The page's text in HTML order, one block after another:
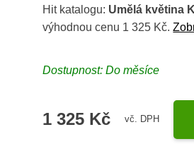
Hit katalogu: Umělá květina
výhodnou cenu 1 325 Kč.
Dostupnost: Do měsíce
1 325 Kč vč. DPH